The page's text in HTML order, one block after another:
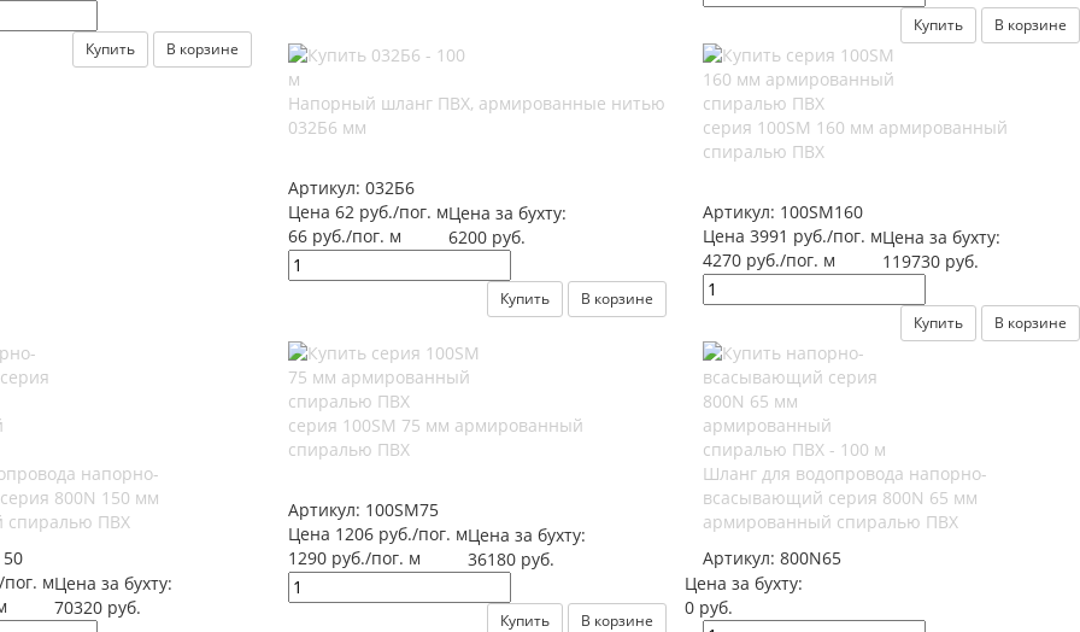
Купить В корзине
Купить В корзине
Напорный шланг ПВХ, армированные нитью
032Б6 мм
Артикул: 032Б6
Цена 62 руб./пог. м
66 руб./пог. м
Цена за бухту:
6200 руб.
Купить В корзине
серия 100SM 160 мм армированный
спиралью ПВХ
Артикул: 100SM160
Цена 3991 руб./пог. м
4270 руб./пог. м
Цена за бухту:
119730 руб.
Купить В корзине
напорно-
800N 150 мм
спиралью ПВХ
мЦена за бухту:
70320 руб.
серия 100SM 75 мм армированный
спиралью ПВХ
Артикул: 100SM75
Цена 1206 руб./пог. м
1290 руб./пог. м
Цена за бухту:
36180 руб.
Купить В корзине
Шланг для водопровода напорно-
всасывающий серия 800N 65 мм
армированный спиралью ПВХ
Артикул: 800N65
Цена за бухту:
0 руб.